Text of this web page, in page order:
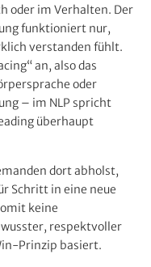
oder im Verhalten. Der
funktioniert nur,
verstanden fühlt.
an, also das
oder
– im NLP spricht
überhaupt
dort abholst,
Schritt in eine neue
keine
respektvoller
Prinzip basiert.